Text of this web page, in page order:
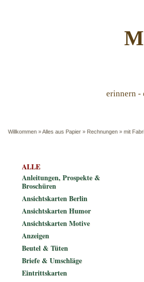
erinnern -
Willkommen »Alles aus Papier » Rechnungen » mit
ALLE
Anleitungen, Prospekte &
Broschüren
Ansichtskarten Berlin
Ansichtskarten Humor
Ansichtskarten Motive
Anzeigen
Beutel & Tüten
Briefe & Umschläge
Eintrittskarten